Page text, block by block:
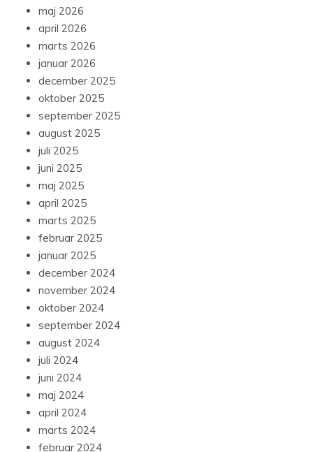
maj 2026
april 2026
marts 2026
januar 2026
december 2025
oktober 2025
september 2025
august 2025
juli 2025
juni 2025
maj 2025
april 2025
marts 2025
februar 2025
januar 2025
december 2024
november 2024
oktober 2024
september 2024
august 2024
juli 2024
juni 2024
maj 2024
april 2024
marts 2024
februar 2024